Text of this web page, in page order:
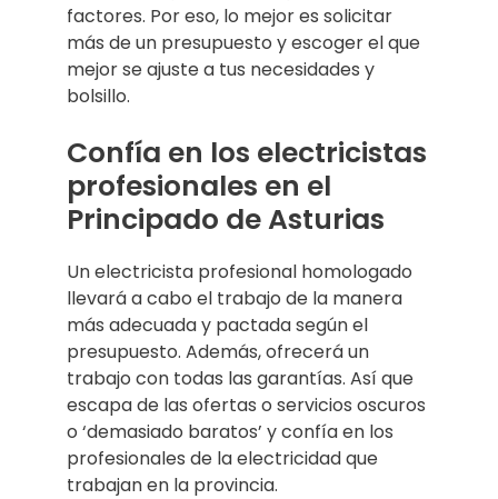
factores. Por eso, lo mejor es solicitar
más de un presupuesto y escoger el que
mejor se ajuste a tus necesidades y
bolsillo.
Confía en los electricistas
profesionales en el
Principado de Asturias
Un electricista profesional homologado
llevará a cabo el trabajo de la manera
más adecuada y pactada según el
presupuesto. Además, ofrecerá un
trabajo con todas las garantías. Así que
escapa de las ofertas o servicios oscuros
o ‘demasiado baratos’ y confía en los
profesionales de la electricidad que
trabajan en la provincia.